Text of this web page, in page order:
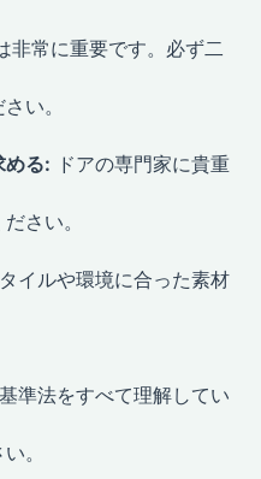
非常に重要です。必ず二
い。
める: ドアの専門家に貴重
さい。
イルや環境に合った素材
準法をすべて理解してい
。